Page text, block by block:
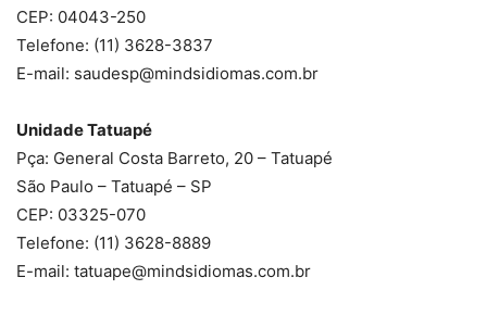
CEP: 04043-250
Telefone: (11) 3628-3837
E-mail: saudesp@mindsidiomas.com.br
Unidade Tatuapé
Pça: General Costa Barreto, 20 – Tatuapé
São Paulo – Tatuapé – SP
CEP: 03325-070
Telefone: (11) 3628-8889
E-mail: tatuape@mindsidiomas.com.br